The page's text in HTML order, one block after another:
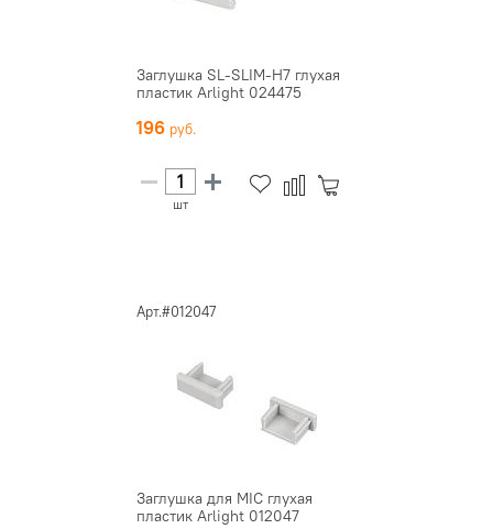
Заглушка SL-SLIM-H7 глухая
пластик Arlight 024475
196
шт
Арт.#012047
Заглушка для MIC глухая
пластик Arlight 012047